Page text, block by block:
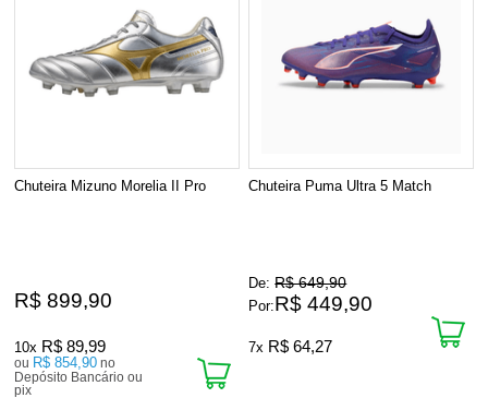
Chuteira Mizuno Morelia II Pro
R$ 899,90
10x R$ 89,99
ou R$ 854,90 no
Depósito Bancário ou
pix
Chuteira Puma Ultra 5 Match
De: R$ 649,90
Por:R$ 449,90
7x R$ 64,27